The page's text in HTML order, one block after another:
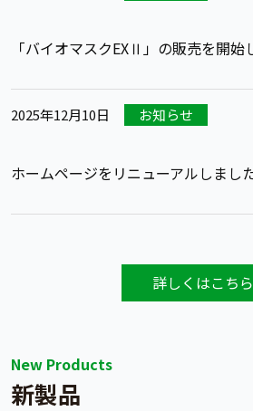
「バイオマスクEXⅡ」の販売を開始
2025年12月10日 お知らせ
ホームページをリニューアルしまし
詳しくはこちら
New Products
新製品